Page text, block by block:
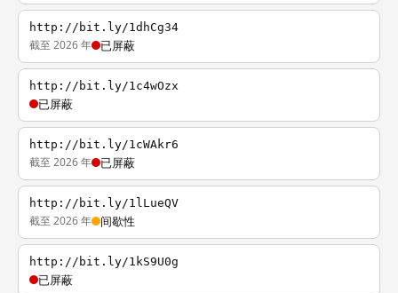
http://bit.ly/1dhCg34
截至 2026 年 已屏蔽
http://bit.ly/1c4wOzx
已屏蔽
http://bit.ly/1cWAkr6
截至 2026 年 已屏蔽
http://bit.ly/1lLueQV
截至 2026 年 间歇性
http://bit.ly/1kS9U0g
已屏蔽